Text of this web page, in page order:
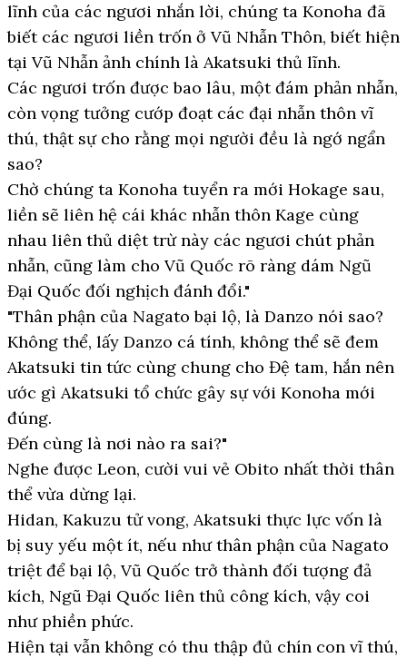
lĩnh của các ngươi nhắn lời, chúng ta Konoha đã
biết các ngươi liền trốn ở Vũ Nhẫn Thôn, biết hiện
tại Vũ Nhẫn ảnh chính là Akatsuki thủ lĩnh.
Các ngươi trốn được bao lâu, một đám phản nhẫn,
còn vọng tưởng cướp đoạt các đại nhẫn thôn vĩ
thú, thật sự cho rằng mọi người đều là ngớ ngẩn
sao?
Chờ chúng ta Konoha tuyển ra mới Hokage sau,
liền sẽ liên hệ cái khác nhẫn thôn Kage cùng
nhau liên thủ diệt trừ này các ngươi chút phản
nhẫn, cũng làm cho Vũ Quốc rõ ràng dám Ngũ
Đại Quốc đối nghịch đánh đổi."
"Thân phận của Nagato bại lộ, là Danzo nói sao?
Không thể, lấy Danzo cá tính, không thể sẽ đem
Akatsuki tin tức cùng chung cho Đệ tam, hắn nên
ước gì Akatsuki tổ chức gây sự với Konoha mới
đúng.
Đến cùng là nơi nào ra sai?"
Nghe được Leon, cười vui vẻ Obito nhất thời thân
thể vừa dừng lại.
Hidan, Kakuzu tử vong, Akatsuki thực lực vốn là
bị suy yếu một ít, nếu như thân phận của Nagato
triệt để bại lộ, Vũ Quốc trở thành đối tượng đả
kích, Ngũ Đại Quốc liên thủ công kích, vậy coi
như phiền phức.
Hiện tại vẫn không có thu thập đủ chín con vĩ thú,